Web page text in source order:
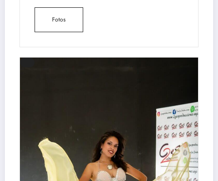
Fotos